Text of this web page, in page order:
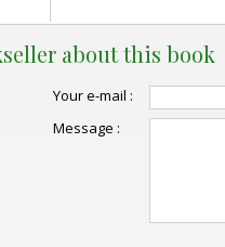
about this book
Your e-mail :
Message :